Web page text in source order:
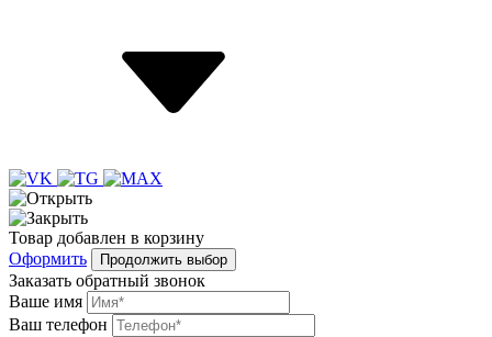
Товар добавлен в корзину
Оформить
Продолжить выбор
Заказать обратный звонок
Ваше имя
Ваш телефон